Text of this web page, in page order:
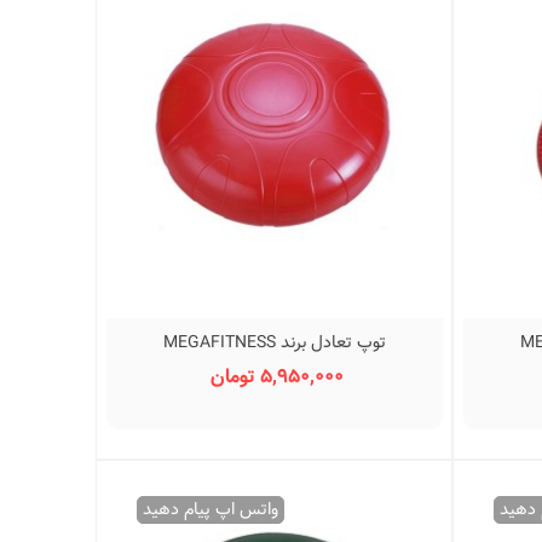
نمایش سریع
توپ تعادل برند MEGAFITNESS
5,950,000 تومان
دهید واتس اپ پیام دهید